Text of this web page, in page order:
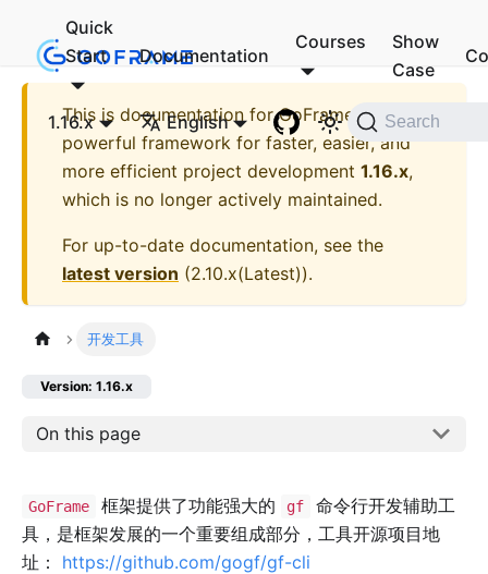
Quick
Start
Documentation
Courses
Show
Case
1.16.x English Search
This is documentation forGoFrame - A
powerful framework for faster, easier, and
more efficient project development 1.16.x,
which is no longer actively maintained.
For up-to-date documentation, see the
latest version (2.10.x(Latest)).
开发工具
Version: 1.16.x
On this page
GoFrame 框架提供了功能强大的 gf
命令行开发辅助工
具，是框架发展的一个重要组成部分，工具开源项目地
址： https://github.com/gogf/gf-cli